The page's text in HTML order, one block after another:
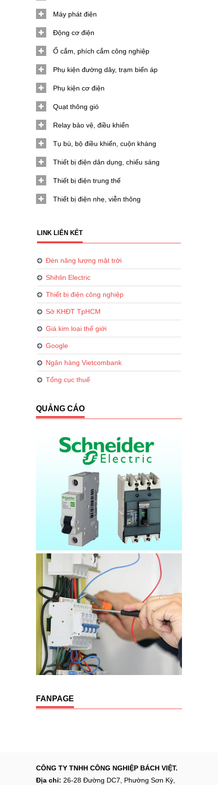
Máy phát điện
Động cơ điện
Ổ cắm, phích cắm công nghiệp
Phụ kiện đường dây, trạm biến áp
Phụ kiện cơ điện
Quạt thông gió
Relay bảo vệ, điều khiển
Tụ bù, bộ điều khiển, cuộn kháng
Thiết bị điện dân dụng, chiếu sáng
Thiết bị điện trung thế
Thiết bị điện nhẹ, viễn thông
LINK LIÊN KẾT
Đèn năng lượng mặt trời
Shihlin Electric
Thiết bị điện công nghiệp
Sở KHĐT TpHCM
Giá kim loại thế giới
Google
Ngân hàng Vietcombank
Tổng cục thuế
QUẢNG CÁO
FANPAGE
CÔNG TY TNHH CÔNG NGHIỆP BÁCH VIỆT.
Địa chỉ: 26-28 Đường DC7, Phường Sơn Kỳ,